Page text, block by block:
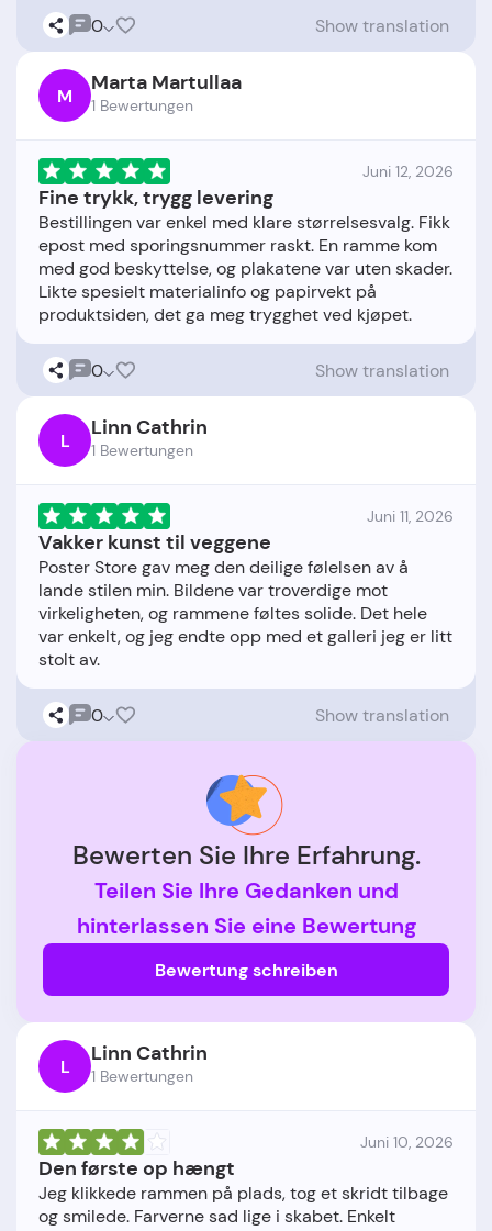
0 Show translation
M Marta Martullaa
1 Bewertungen
Juni 12, 2026
Fine trykk, trygg levering
Bestillingen var enkel med klare størrelsesvalg. Fikk
epost med sporingsnummer raskt. En ramme kom
med god beskyttelse, og plakatene var uten skader.
Likte spesielt materialinfo og papirvekt på
0 Show translation
L Linn Cathrin
1 Bewertungen
Juni 11, 2026
Vakker kunst til veggene
Poster Store gav meg den deilige følelsen av å
lande stilen min. Bildene var troverdige mot
virkeligheten, og rammene føltes solide. Det hele
var enkelt, og jeg endte opp med et galleri jeg er litt
0 Show translation
Bewerten Sie Ihre Erfahrung.
Teilen Sie Ihre Gedanken und
hinterlassen Sie eine Bewertung
Bewertung schreiben
L Linn Cathrin
1 Bewertungen
Juni 10, 2026
Den første op hængt
Jeg klikkede rammen på plads, tog et skridt tilbage
og smilede. Farverne sad lige i skabet. Enkelt